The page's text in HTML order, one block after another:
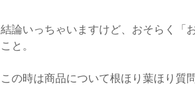
結論いっちゃいますけど、おそらく「
こと。
この時は商品について根ほり葉ほり質